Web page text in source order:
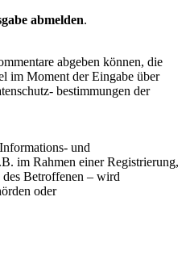
abmelden.
abgeben können, die
im Moment der Eingabe über
bestimmungen der
und
im Rahmen einer Registrierung,
des Betroffenen – wird
oder